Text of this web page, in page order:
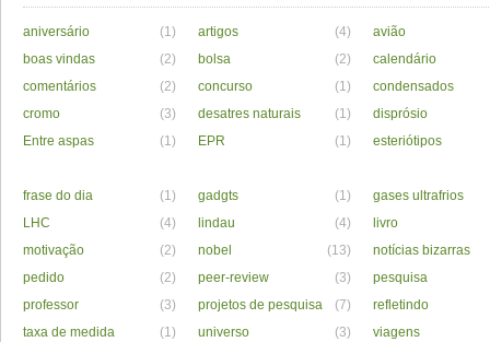
aniversário (1) artigos (4)
avião
boas vindas
(2) bolsa (2)
calendário
comentários
(2) concurso (1)
condensados
cromo
(3) desatres naturais (1)
disprósio
Entre aspas
(1) EPR (1) esteriótipos
frase do dia (1) gadgts (1)
gases ultrafrios
LHC
(4) lindau (4)
livro
motivação
(2) nobel (13)
notícias bizarras
pedido
(2) peer-review (3)
pesquisa
professor
(3) projetos de pesquisa (7)
refletindo
taxa de medida
(1) universo (3) viagens